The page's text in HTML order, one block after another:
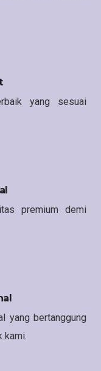
yang sesuai
premium demi
yang bertanggung
kami.